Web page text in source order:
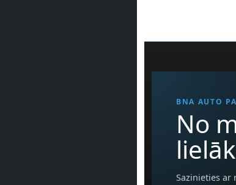
BNA AUTO
No
Sazinieties ar